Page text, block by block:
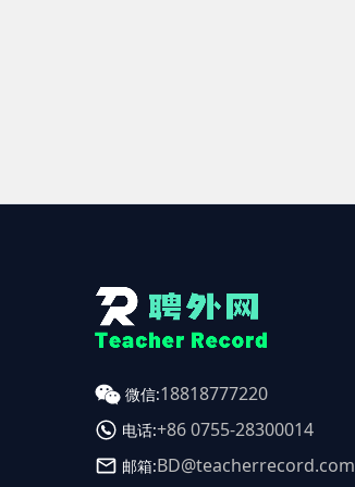
微信:18818777220
电话:+86 0755-28300014
邮箱:BD@teacherrecord.com